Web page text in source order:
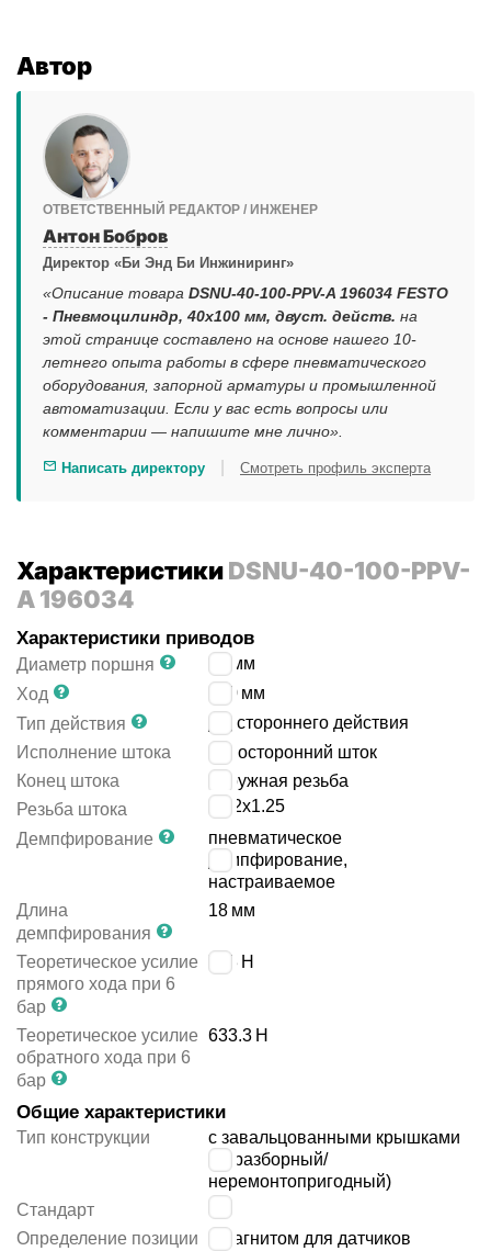
Автор
ОТВЕТСТВЕННЫЙ РЕДАКТОР / ИНЖЕНЕР
Антон Бобров
Директор «Би Энд Би Инжиниринг»
«Описание товара DSNU-40-100-PPV-A 196034 FESTO
- Пневмоцилиндр, 40x100 мм, двуст. действ. на
этой странице составлено на основе нашего 10-
летнего опыта работы в сфере пневматического
оборудования, запорной арматуры и промышленной
автоматизации. Если у вас есть вопросы или
комментарии — напишите мне лично».
Написать директору Смотреть профиль эксперта
ХарактеристикиDSNU-40-100-PPV-
A 196034
Характеристики приводов
Диаметр поршня
мм
Ход
100 мм
Тип действия
двустороннего действия
Исполнение штока
односторонний шток
Конец штока
наружная резьба
Резьба штока
M12x1.25
Демпфирование
пневматическое
демпфирование,
настраиваемое
Длина
демпфирования
18 мм
Теоретическое усилие
прямого хода при 6
бар
753 Н
Теоретическое усилие
обратного хода при 6
бар
633.3 Н
Общие характеристики
Тип конструкции
с завальцованными крышками
(неразборный/
неремонтопригодный)
Стандарт
Определение позиции
с магнитом для датчиков